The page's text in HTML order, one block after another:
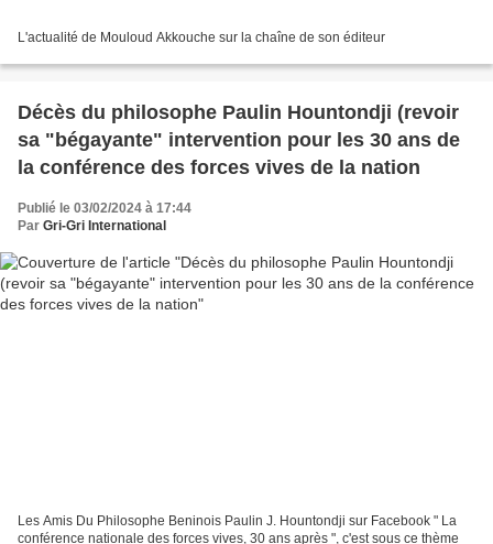
L'actualité de Mouloud Akkouche sur la chaîne de son éditeur
Décès du philosophe Paulin Hountondji (revoir
sa "bégayante" intervention pour les 30 ans de
la conférence des forces vives de la nation
Publié le 03/02/2024 à 17:44
Par Gri-Gri International
Les Amis Du Philosophe Beninois Paulin J. Hountondji sur Facebook " La
conférence nationale des forces vives, 30 ans après ", c'est sous ce thème